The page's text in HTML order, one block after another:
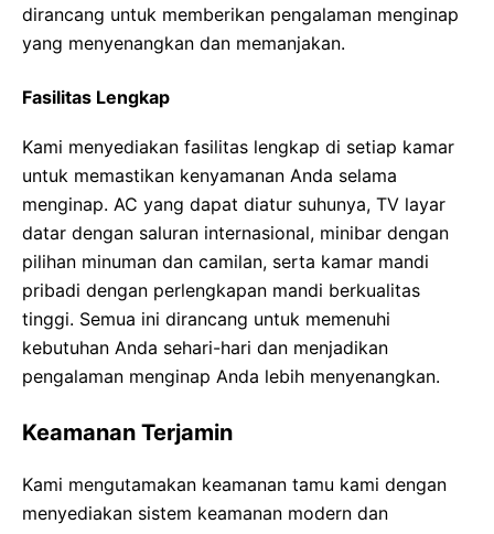
dirancang untuk memberikan pengalaman menginap
yang menyenangkan dan memanjakan.
Fasilitas Lengkap
Kami menyediakan fasilitas lengkap di setiap kamar
untuk memastikan kenyamanan Anda selama
menginap. AC yang dapat diatur suhunya, TV layar
datar dengan saluran internasional, minibar dengan
pilihan minuman dan camilan, serta kamar mandi
pribadi dengan perlengkapan mandi berkualitas
tinggi. Semua ini dirancang untuk memenuhi
kebutuhan Anda sehari-hari dan menjadikan
pengalaman menginap Anda lebih menyenangkan.
Keamanan Terjamin
Kami mengutamakan keamanan tamu kami dengan
menyediakan sistem keamanan modern dan